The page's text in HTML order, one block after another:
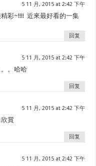
5 11 月, 2015 at 2:42 下午
彩~!!!! 近來最好看的一集
回复
5 11 月, 2015 at 2:42 下午
。哈哈
回复
5 11 月, 2015 at 2:42 下午
賞
回复
5 11 月, 2015 at 2:42 下午